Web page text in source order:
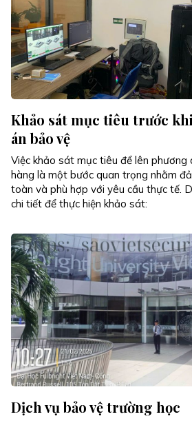
Khảo sát mục tiêu trước
án bảo vệ
Việc khảo sát mục tiêu để lên phương
hàng là một bước quan trọng nhằm
toàn và phù hợp với yêu cầu thực tế.
chi tiết để thực hiện khảo sát:
Dịch vụ bảo vệ trường học